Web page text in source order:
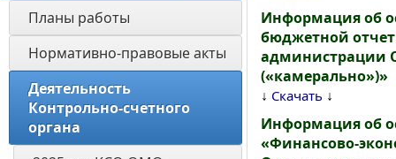
Планы работы
Нормативно-правовые акты
Деятельность
Контрольно-счетного
органа
Информация об
бюджетной
администрации
(«камерально»)»
↓ Скачать ↓
Информация об
«Финансово-